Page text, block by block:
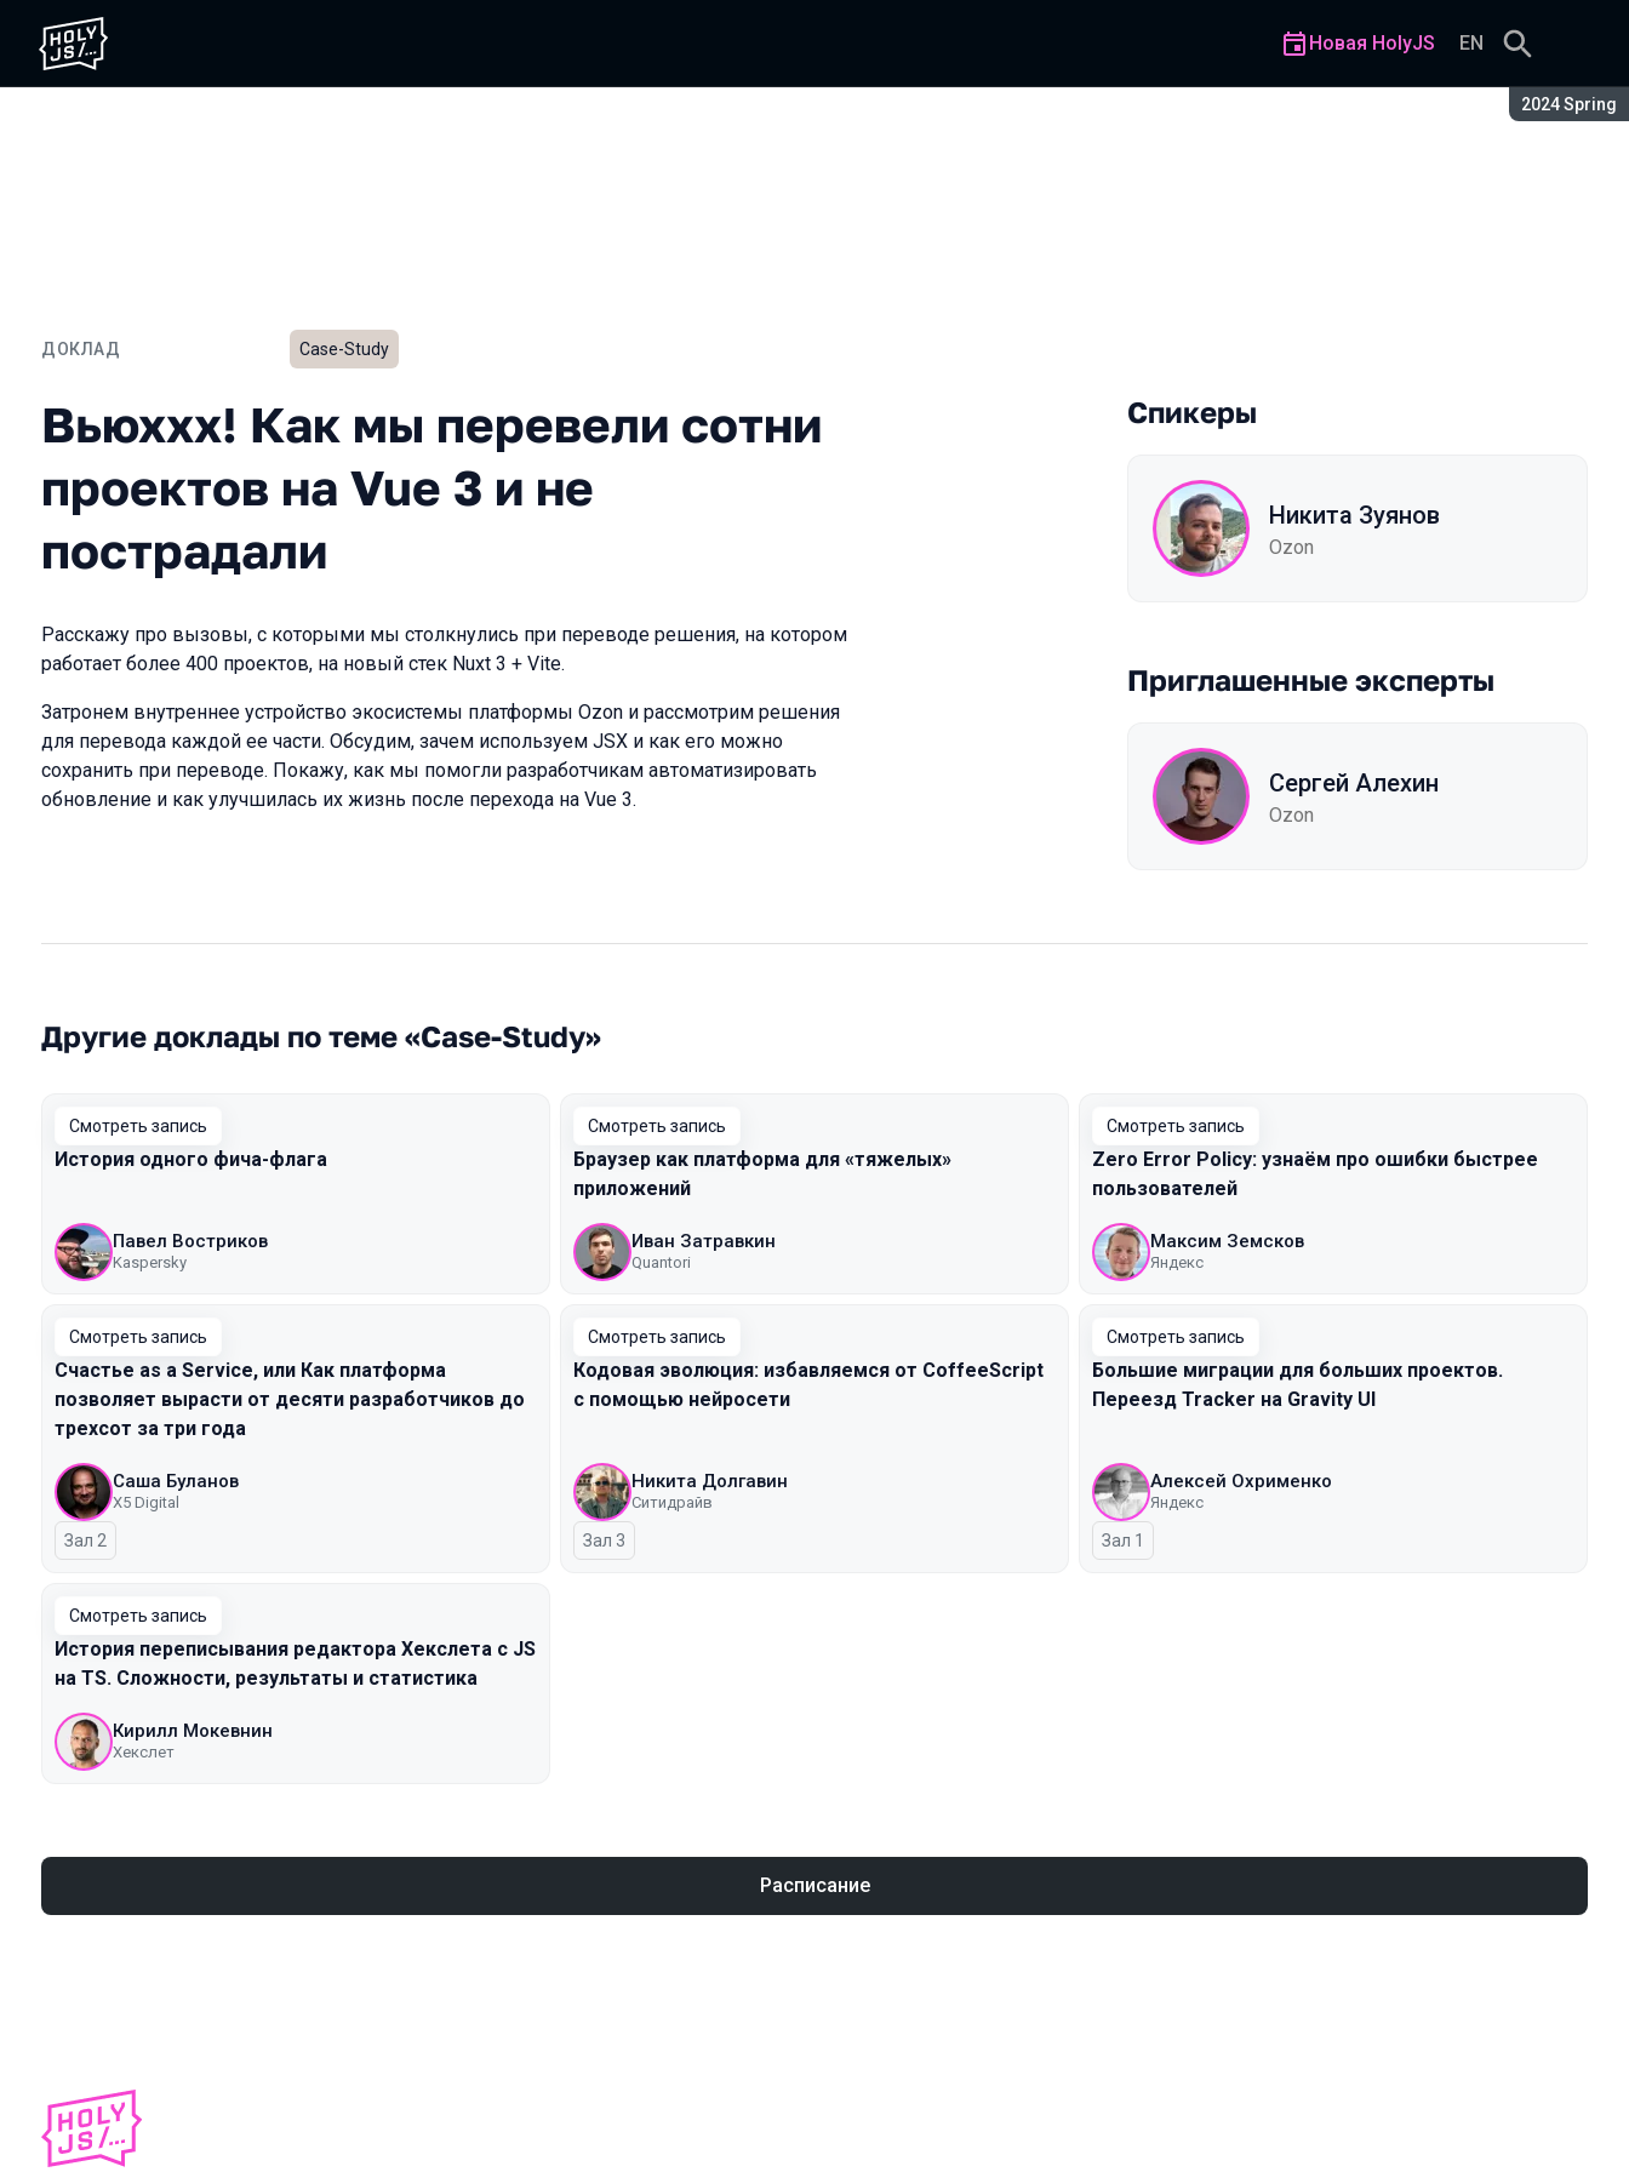
Сезон:
2024 Spring
Новая HolyJS EN
ДОКЛАД
Вьюххх! Как мы перевели сотни проектов на Vue 3 и не пострадали
Case-Study
Вьюххх! Как мы перевели сотни
проектов на Vue 3 и не
пострадали
Расскажу про вызовы, с которыми мы столкнулись при переводе решения, на котором
работает более 400 проектов, на новый стек Nuxt 3 + Vite.
Затронем внутреннее устройство экосистемы платформы Ozon и рассмотрим решения
для перевода каждой ее части. Обсудим, зачем используем JSX и как его можно
сохранить при переводе. Покажу, как мы помогли разработчикам автоматизировать
обновление и как улучшилась их жизнь после перехода на Vue 3.
Спикеры
Никита Зуянов
Ozon
Приглашенные эксперты
Сергей Алехин
Ozon
Другие доклады по теме «Case-Study»
Смотреть запись
История одного фича-флага
Павел Востриков
Kaspersky
Смотреть запись
Браузер как платформа для «тяжелых»
приложений
Иван Затравкин
Quantori
Смотреть запись
Zero Error Policy: узнаём про ошибки быстрее
пользователей
Максим Земсков
Яндекс
Смотреть запись
Счастье as a Service, или Как платформа
позволяет вырасти от десяти разработчиков до
трехсот за три года
Саша Буланов
X5 Digital
Зал 2
Смотреть запись
Кодовая эволюция: избавляемся от CoffeeScript
с помощью нейросети
Никита Долгавин
Ситидрайв
Зал 3
Смотреть запись
Большие миграции для больших проектов.
Переезд Tracker на Gravity UI
Алексей Охрименко
Яндекс
Зал 1
Смотреть запись
История переписывания редактора Хекслета с JS
на TS. Сложности, результаты и статистика
Кирилл Мокевнин
Хекслет
Расписание